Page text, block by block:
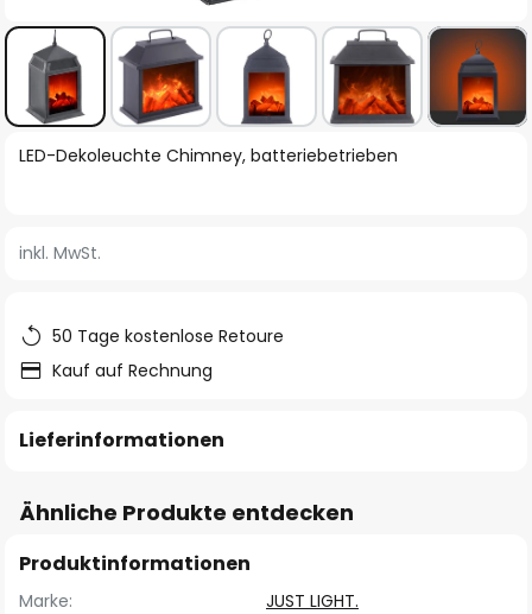
Zum
springen
LED-Dekoleuchte Chimney, batteriebetrieben
inkl. MwSt.
50 Tage kostenlose Retoure
Kauf auf Rechnung
Lieferinformationen
Ähnliche Produkte entdecken
Produktinformationen
Marke:
JUST LIGHT.